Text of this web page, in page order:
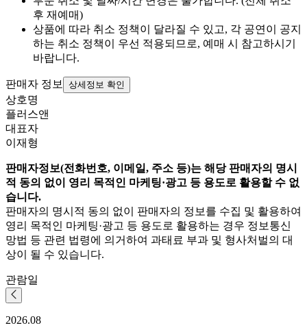
후 재예매)
상품에 따라 취소 정책이 달라질 수 있고, 각 공연이 공지
하는 취소 정책이 우선 적용되므로, 예매 시 참고하시기
바랍니다.
판매자 정보 상세정보 확인
상호명
플러스앤
대표자
이재형
판매자정보(전화번호, 이메일, 주소 등)는 해당 판매자의 명시
적 동의 없이 영리 목적인 마케팅·광고 등 용도로 활용할 수 없
습니다.
판매자의 명시적 동의 없이 판매자의 정보를 수집 및 활용하여
영리 목적인 마케팅·광고 등 용도로 활용하는 경우 정보통신
망법 등 관련 법령에 의거하여 과태료 부과 및 형사처벌의 대
상이 될 수 있습니다.
관람일
2026.08